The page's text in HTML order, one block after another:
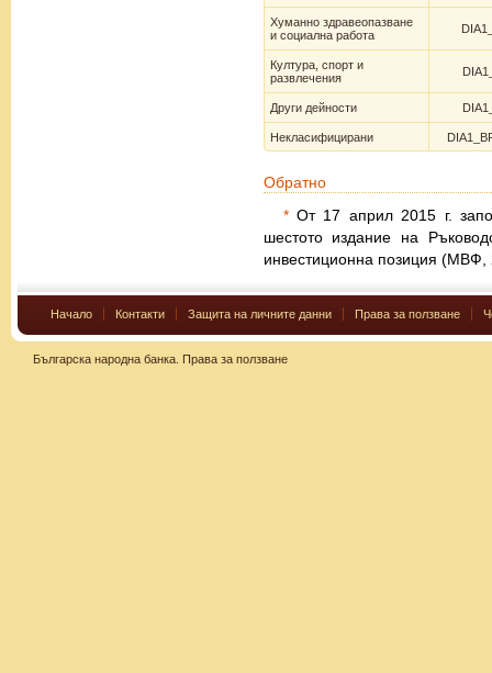
Хуманно здравеопазване
и социална работа
Култура, спорт и
развлечения
Други дейности
Некласифицирани
Обратно
*От 17 април 2015 г.
шестото издание на
инвестиционна позиция (МВФ,
Начало Контакти Защита на личните данни Права за ползване
Българска народна банка. Права за ползване